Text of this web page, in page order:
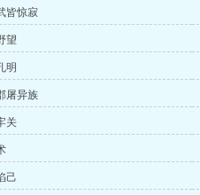
皆惊寂
望
明
屠异族
关
己